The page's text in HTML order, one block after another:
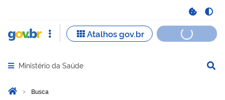
Abrir menu principal de navegação
Ministério da Saúde
Você está aqui:
Página Inicial
Busca